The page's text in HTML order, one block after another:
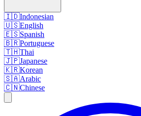
🇮🇩Indonesian
🇺🇸English
🇪🇸Spanish
🇧🇷Portuguese
🇹🇭Thai
🇯🇵Japanese
🇰🇷Korean
🇸🇦Arabic
🇨🇳Chinese